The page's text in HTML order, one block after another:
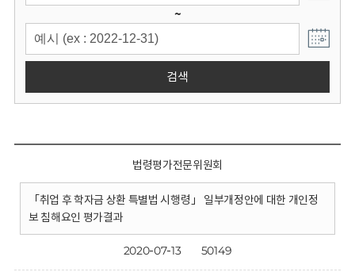
~
검색
법령평가전문위원회
「취업 후 학자금 상환 특별법 시행령」 일부개정안에 대한 개인정
보 침해요인 평가결과
2020-07-13 50149